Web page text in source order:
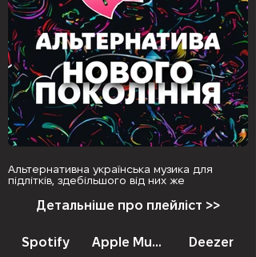
Альтернативна українська музика для
підлітків, здебільшого від них же
Детальніше про плейліст >>
Spotify Apple Music Deezer